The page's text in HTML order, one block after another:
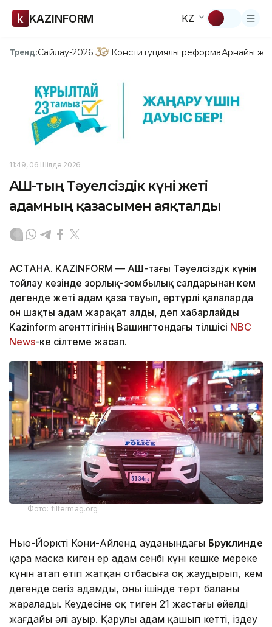
KAZINFORM KZ
Тренд:Сайлау-2026 Конституциялық реформаАрнайы
11:49, 06 Шілде 2026
АҚШ-тың Тәуелсіздік күні жеті
адамның қазасымен аяқталды
АСТАНА. KAZINFORM — АҚШ-тағы Тәуелсіздік күнін
тойлау кезінде зорлық-зомбылық салдарынан кем
дегенде жеті адам қаза тауып, әртүрлі қалаларда
он шақты адам жарақат алды, деп хабарлайды
Kazinform агенттігінің Вашингтондағы тілшісі NBC
News-ке сілтеме жасап.
Фото: filtermag.org
Нью-Йорктің Кони-Айленд ауданындағы Бруклинде
қара маска киген ер адам сенбі күні кешке мереке
күнін атап өтіп жатқан отбасыға оқ жаудырып, кем
дегенде сегіз адамды, оның ішінде төрт баланы
жаралады. Кеудесіне оқ тиген 21 жастағы әйелдің
жағдайы әлі ауыр. Қарулы адам қашып кетті, іздеу